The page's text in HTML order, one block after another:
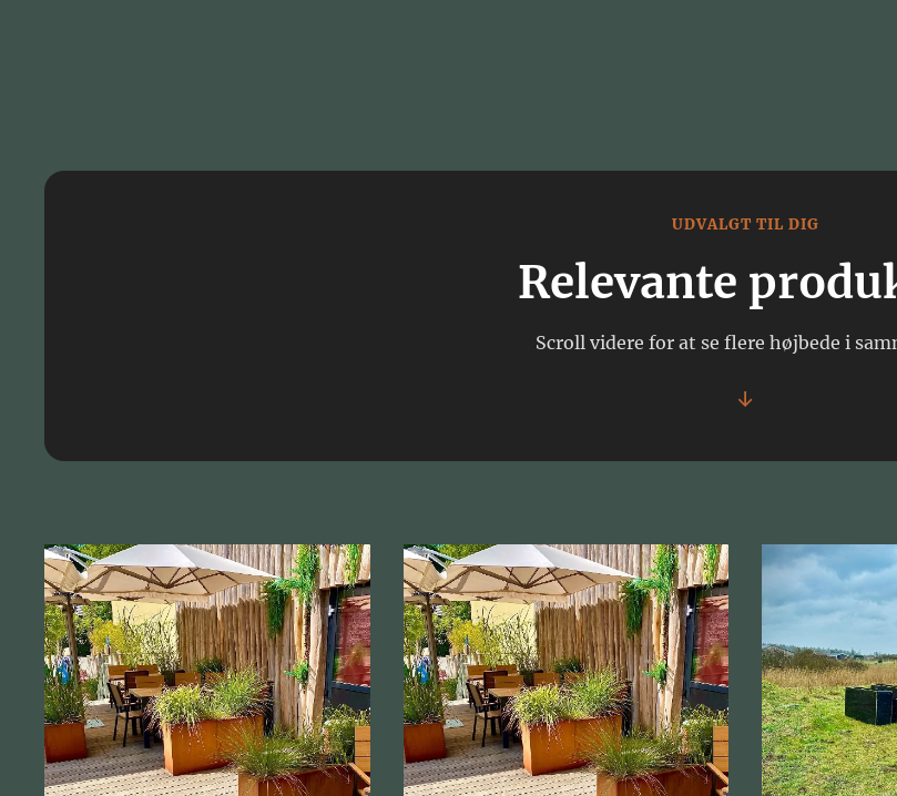
UDVALGT TIL DIG
Relevante
Scroll videre for at se flere højbede i
↓